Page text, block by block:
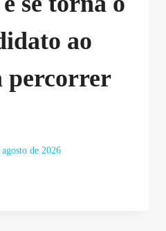
ao
percorrer
de 2026